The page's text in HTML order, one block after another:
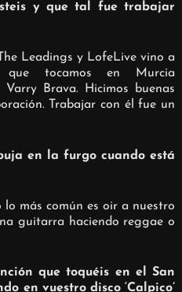
y que tal fue trabajar
Leadings y LofeLive vino a
tocamos en Murcia
Brava. Hicimos buenas
Trabajar con él fue un
en la furgo cuando está
lo más común es oir a nuestro
guitarra haciendo reggae o
que toquéis en el San
en vuestro disco ‘Calpico’